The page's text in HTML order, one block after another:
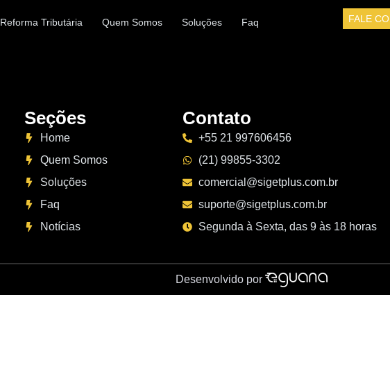
Reforma Tributária Quem Somos Soluções Faq FALE
Seções
Home
Quem Somos
Soluções
Faq
Notícias
Contato
+55 21 997606456
(21) 99855-3302
comercial@sigetplus.com.br
suporte@sigetplus.com.br
Segunda à Sexta, das 9 às 18 horas
Desenvolvido por